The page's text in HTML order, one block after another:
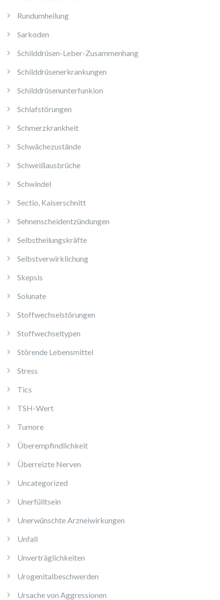
Rundumheilung
Sarkoden
Schilddrüsen-Leber-Zusammenhang
Schilddrüsenerkrankungen
Schilddrüsenunterfunkion
Schlafstörungen
Schmerzkrankheit
Schwächezustände
Schweißausbrüche
Schwindel
Sectio, Kaiserschnitt
Sehnenscheidentzündungen
Selbstheilungskräfte
Selbstverwirklichung
Skepsis
Solunate
Stoffwechselstörungen
Stoffwechseltypen
Störende Lebensmittel
Stress
Tics
TSH-Wert
Tumore
Überempfindlichkeit
Überreizte Nerven
Uncategorized
Unerfülltsein
Unerwünschte Arzneiwirkungen
Unfall
Unverträglichkeiten
Urogenitalbeschwerden
Ursache von Aggressionen